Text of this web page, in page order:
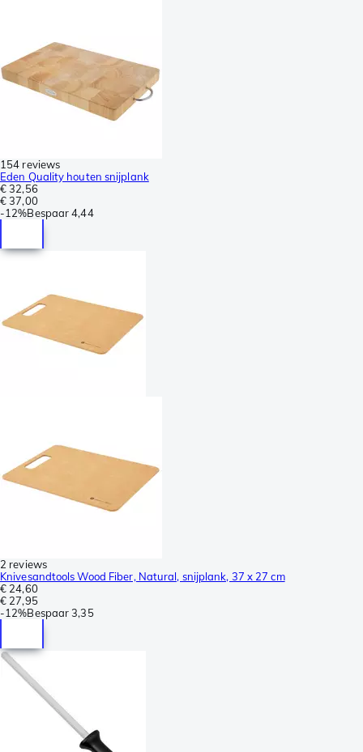
154 reviews
Eden Quality houten snijplank
€ 32,56
€ 37,00
-12%Bespaar 4,44
2 reviews
Knivesandtools Wood Fiber, Natural, snijplank, 37 x 27 cm
€ 24,60
€ 27,95
-12%Bespaar 3,35